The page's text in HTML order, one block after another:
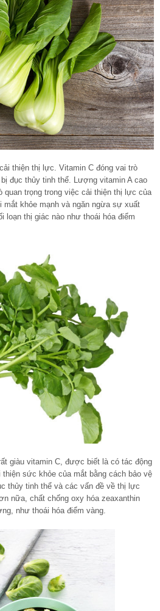
thiện thị lực. Vitamin C đóng vai trò
đục thủy tinh thể. Lượng vitamin A cao
quan trọng trong việc cải thiện thị lực của
mắt khỏe mạnh và ngăn ngừa sự xuất
loạn thị giác nào như thoái hóa điểm
giàu vitamin C, được biết là có tác động
sức khỏe của mắt bằng cách bảo vệ
thủy tinh thể và các vấn đề về thị lực
nữa, chất chống oxy hóa zeaxanthin
như thoái hóa điểm vàng.